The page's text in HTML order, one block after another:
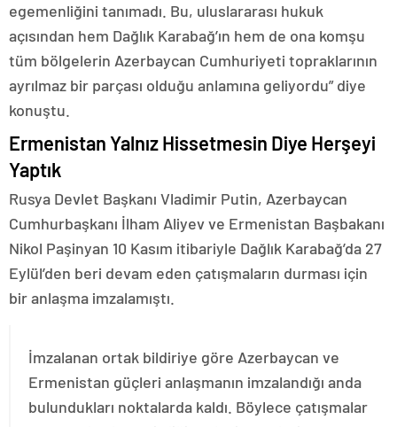
egemenliğini tanımadı. Bu, uluslararası hukuk
açısından hem Dağlık Karabağ’ın hem de ona komşu
tüm bölgelerin Azerbaycan Cumhuriyeti topraklarının
ayrılmaz bir parçası olduğu anlamına geliyordu” diye
konuştu.
Ermenistan Yalnız Hissetmesin Diye Herşeyi
Yaptık
Rusya Devlet Başkanı Vladimir Putin, Azerbaycan
Cumhurbaşkanı İlham Aliyev ve Ermenistan Başbakanı
Nikol Paşinyan 10 Kasım itibariyle Dağlık Karabağ’da 27
Eylül’den beri devam eden çatışmaların durması için
bir anlaşma imzalamıştı.
İmzalanan ortak bildiriye göre Azerbaycan ve
Ermenistan güçleri anlaşmanın imzalandığı anda
bulundukları noktalarda kaldı. Böylece çatışmalar